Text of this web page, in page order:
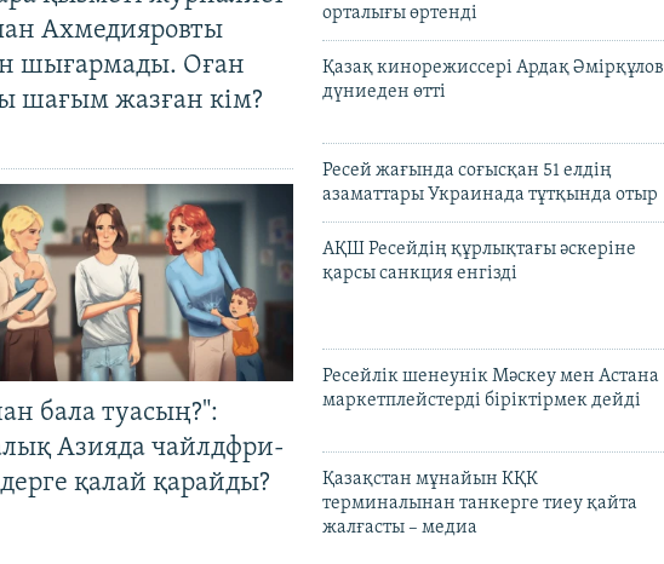
Ахмедияровты
шығармады. Оған
шағым жазған кім?
бала туасың?":
Азияда чайлдфри-
қалай қарайды?
орталығы өртенді
Қазақ кинорежиссері Ардақ Әмірқұлов
дүниеден өтті
Ресей жағында соғысқан 51 елдің
азаматтары Украинада тұтқында отыр
АҚШ Ресейдің құрлықтағы әскеріне
қарсы санкция енгізді
Ресейлік шенеунік Мәскеу мен Астана
маркетплейстерді біріктірмек дейді
Қазақстан мұнайын КҚК
терминалынан танкерге тиеу қайта
жалғасты – медиа